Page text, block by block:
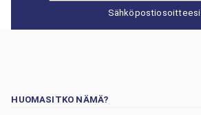
Sähköpostiosoitteesi
HUOMASITKO NÄMÄ?